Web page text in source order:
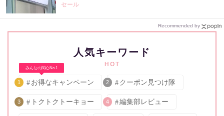
セール
Recommended by
人気キーワード
HOT
みんなの関心No.1
1 お得なキャンペーン 2 クーポン見つけ隊
3 トクトクトーキョー 4 編集部レビュー